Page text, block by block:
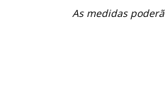
As medidas